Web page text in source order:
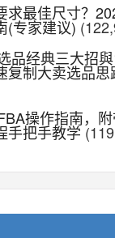
求最佳尺寸？
(专家建议)
品经典三大招
复制大卖选品思
操作指南，
手把手教学